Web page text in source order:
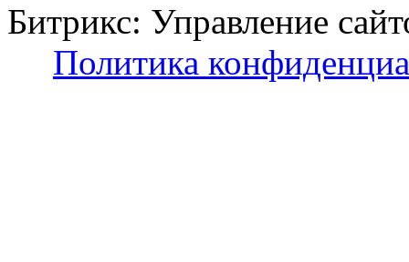
Битрикс: Управление
Политика